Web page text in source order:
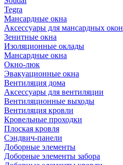
Tegra
Мансардные окна
Аксессуары для мансардных окон
Зенитные окна
Изоляционные оклады
Мансардные окна
Окно-люк
Эвакуационные окна
Вентиляция дома
Аксессуары для вентиляции
Вентиляционные выходы
Вентиляция кровли
Кровельные проходки
Плоская кровля
Сэндвич-панели
Доборные элементы
Доборные элементы забора